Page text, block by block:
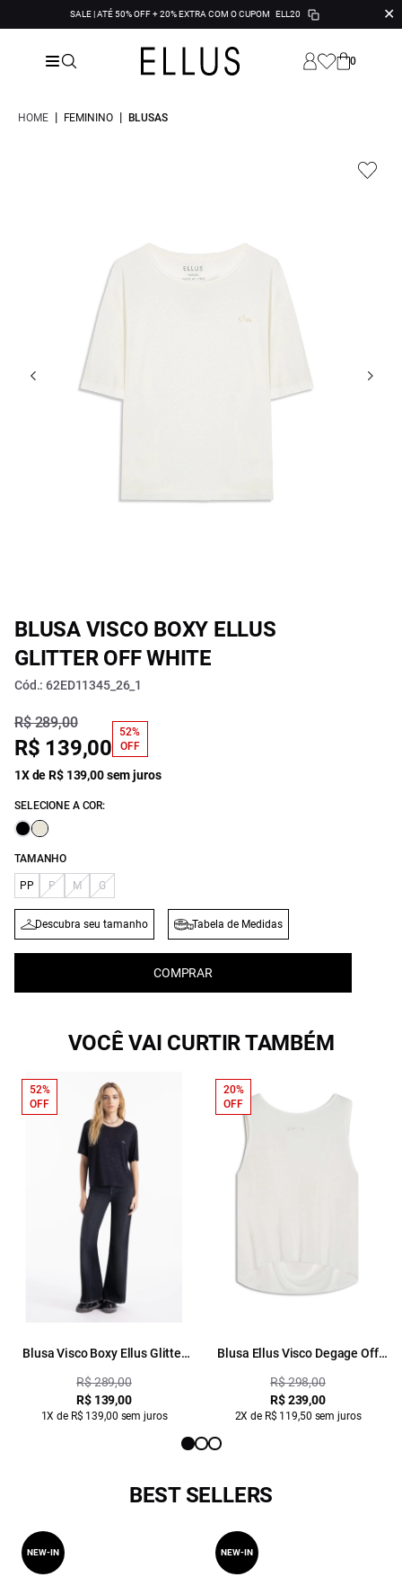
SALE | ATÉ 50% OFF + 20% EXTRA COM O CUPOM ELL20 ✕
0
HOME | FEMININO | BLUSAS
BLUSA VISCO BOXY ELLUS
GLITTER OFF WHITE
Cód.: 62ED11345_26_1
R$ 289,00
R$ 139,00
52%
OFF
1X de R$ 139,00 sem juros
SELECIONE A COR:
TAMANHO
PP P M G
Descubra seu tamanho Tabela de Medidas
COMPRAR
VOCÊ VAI CURTIR TAMBÉM
Blusa Visco Boxy Ellus Glitter
R$ 289,00
R$ 139,00
1X de R$ 139,00 sem juros
52%
OFF
Blusa Ellus Visco Degage Off
R$ 298,00
R$ 239,00
2X de R$ 119,50 sem juros
20%
OFF
BEST SELLERS
NEW-IN NEW-IN